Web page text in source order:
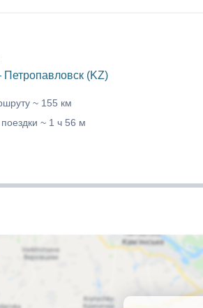
(KZ)
~ 155 км
~ 1 ч 56 м